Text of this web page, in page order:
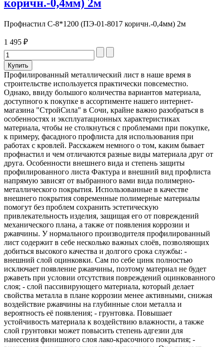
коричн.-0,4мм) 2м
Профнастил С-8*1200 (ПЭ-01-8017 коричн.-0,4мм) 2м
1 495 ₽
Профилированный металлический лист в наше время в
строительстве используется практически повсеместно.
Однако, ввиду большого количества вариантов материала,
доступного к покупке в ассортименте нашего интернет-
магазина "СтройСила" в Сочи, крайне важно разобраться в
особенностях и эксплуатационных характеристиках
материала, чтобы не столкнуться с проблемами при покупке,
к примеру, фасадного профлиста для использования при
работах с кровлей. Расскажем немного о том, каким бывает
профнастил и чем отличаются разные виды материала друг от
друга. Особенности внешнего вида и степень защиты
профилированного листа Фактура и внешний вид профлиста
напрямую зависят от выбранного вами вида полимерно-
металлического покрытия. Использованные в качестве
внешнего покрытия современные полимерные материалы
помогут без проблем сохранить эстетическую
привлекательность изделия, защищая его от повреждений
механического плана, а также от появления коррозии и
ржавчины. У нормального производителя профилированный
лист содержит в себе несколько важных слоёв, позволяющих
добиться высокого качества и долгого срока службы: -
внешний слой оцинковки. Сам по себе цинк полностью
исключает появление ржавчины, поэтому материал не будет
ржаветь при условии отсутствия повреждений оцинкованного
слоя; - слой пассивирующего материала, который делает
свойства металла в плане коррозии менее активными, снижая
воздействие ржавчины на глубинные слои металла и
вероятность её появления; - грунтовка. Повышает
устойчивость материала к воздействию влажности, а также
слой грунтовки может повысить степень адгезии для
нанесения финишного слоя лако-красочного покрытия; -